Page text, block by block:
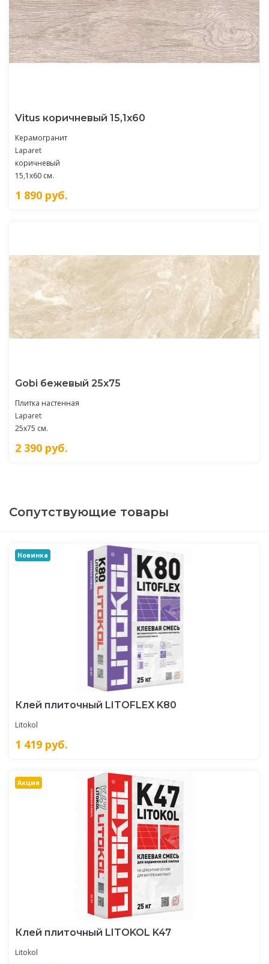
Vitus коричневый 15,1х60
Керамогранит
Laparet
коричневый
15,1x60 см.
1 890 руб.
Gobi бежевый 25х75
Плитка настенная
Laparet
25x75 см.
2 390 руб.
Сопутствующие товары
Новинка
Клей плиточный LITOFLEX K80
Litokol
1 419 руб.
Акция
Клей плиточный LITOKOL K47
Litokol